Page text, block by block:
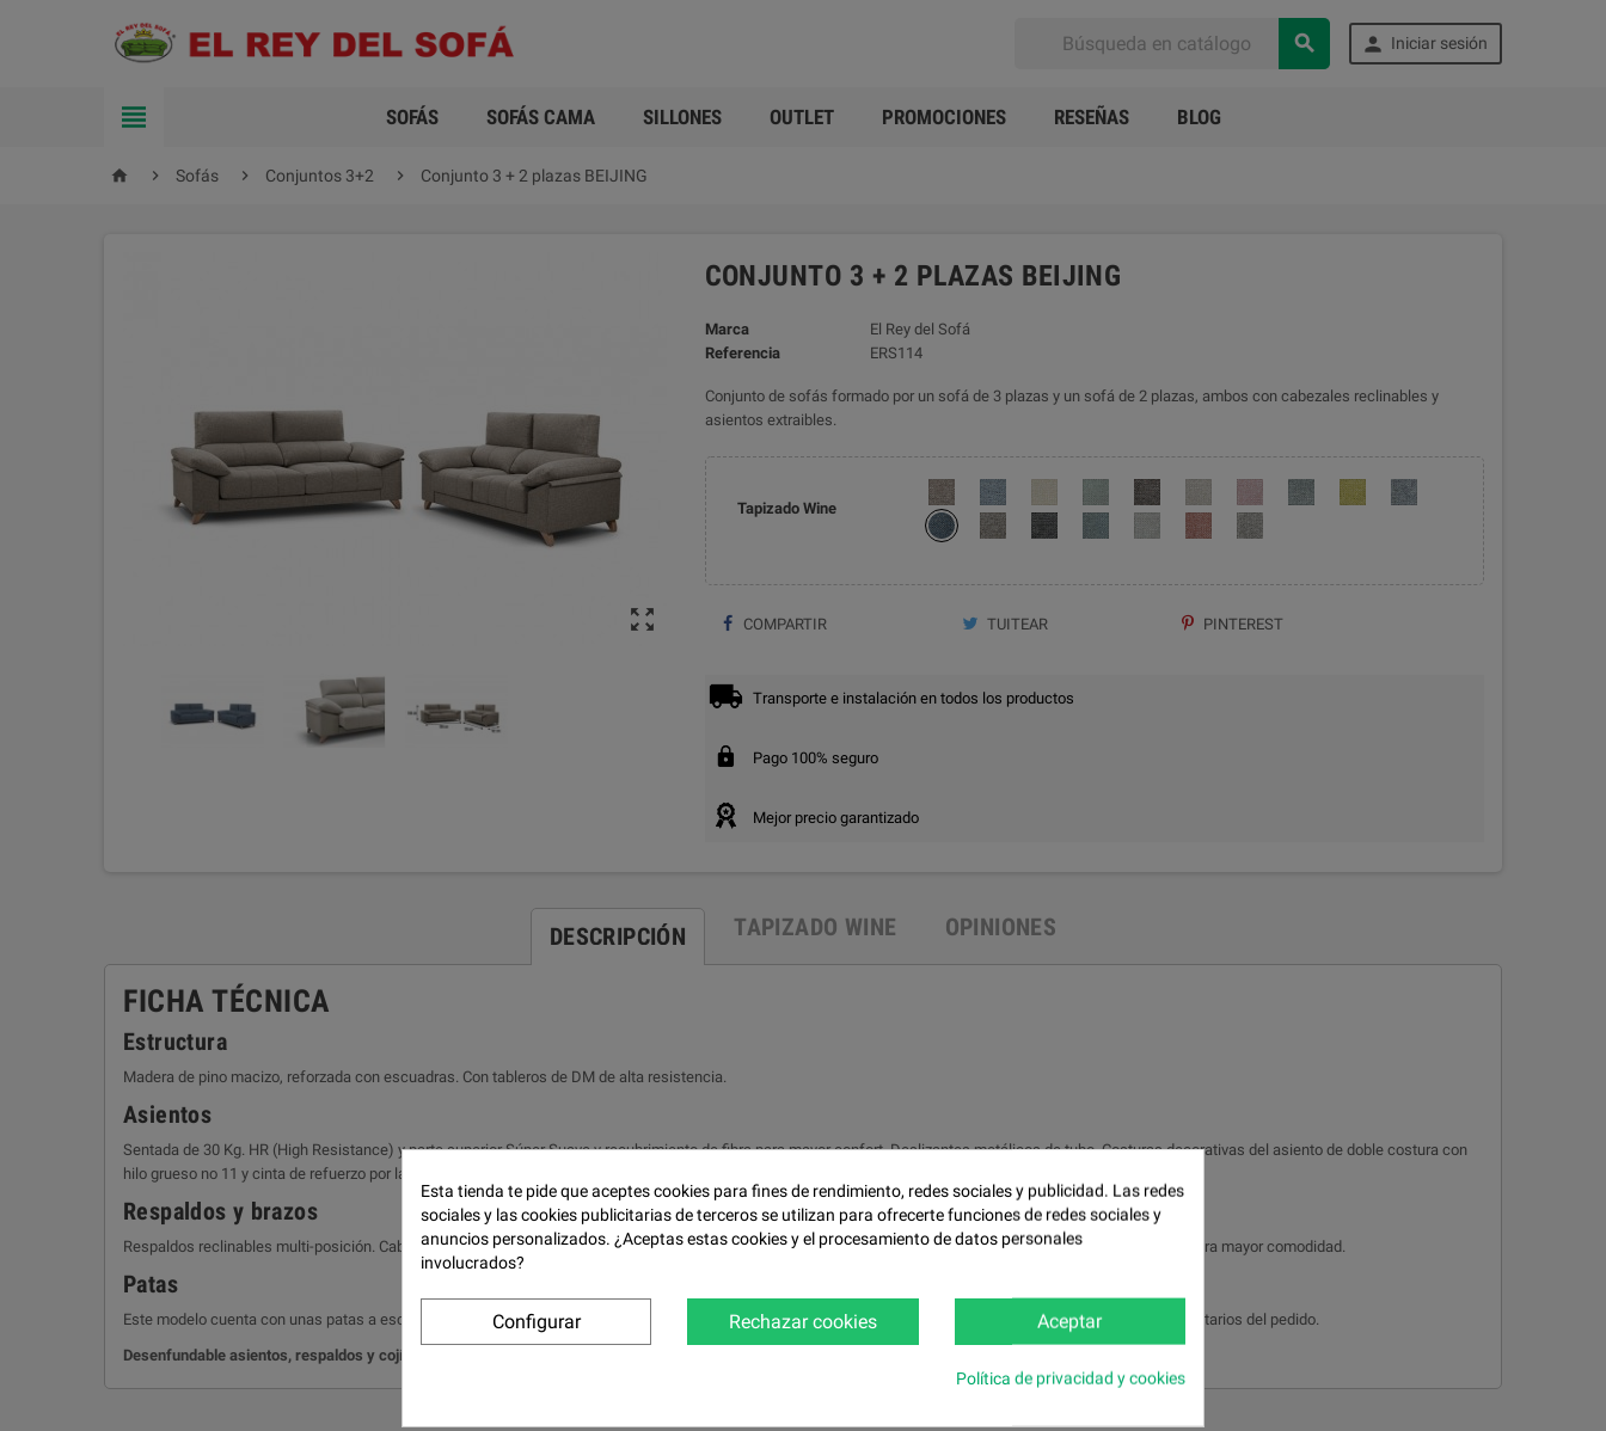
  Iniciar sesión
 SOFÁS SOFÁS CAMA SILLONES OUTLET PROMOCIONES RESEÑAS BLOG
  Sofás  Conjuntos 3+2  Conjunto 3 + 2 plazas BEIJING

CONJUNTO 3 + 2 PLAZAS BEIJING
Marca
El Rey del Sofá
Referencia
ERS114
Conjunto de sofás formado por un sofá de 3 plazas y un sofá de 2 plazas, ambos con cabezales reclinables y
asientos extraibles.
Tapizado Wine
COMPARTIR TUITEAR PINTEREST
Transporte e instalación en todos los productos
Pago 100% seguro
Mejor precio garantizado
DESCRIPCIÓN TAPIZADO WINE OPINIONES
FICHA TÉCNICA
Estructura
Madera de pino macizo, reforzada con escuadras. Con tableros de DM de alta resistencia.
Asientos
Sentada de 30 Kg. HR (High Resistance) y parte superior Súper Suave y recubrimiento de fibra para mayor confort. Deslizantes metálicos de tubo. Costuras decorativas del asiento de doble costura con
hilo grueso no 11 y cinta de refuerzo por la parte interior.
Respaldos y brazos
Respaldos reclinables multi-posición. Cabezales, riñoneras y brazos de fibra hueca siliconada virgen 100%, de alta calidad, NAN-YA. Ambos brazos tipo siesta, para mayor comodidad.
Patas
Este modelo cuenta con unas patas a escoger, de madera de 10,5 cm, o metálicas de 12 cm, proporcionando una estética mayor. Sólo especifícalo en los comentarios del pedido.
Desenfundable asientos, respaldos y cojín del brazo.
Esta tienda te pide que aceptes cookies para fines de rendimiento, redes sociales y publicidad. Las redes
sociales y las cookies publicitarias de terceros se utilizan para ofrecerte funciones de redes sociales y
anuncios personalizados. ¿Aceptas estas cookies y el procesamiento de datos personales
involucrados?
Aceptar
Rechazar cookies
Configurar
Política de privacidad y cookies